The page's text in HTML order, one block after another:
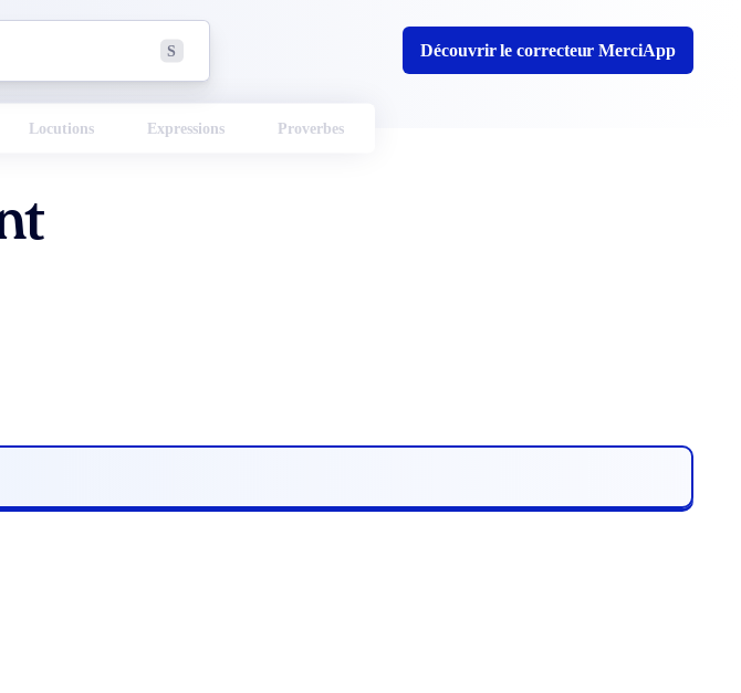
S Découvrir le correcteur MerciApp
Locutions Expressions Proverbes